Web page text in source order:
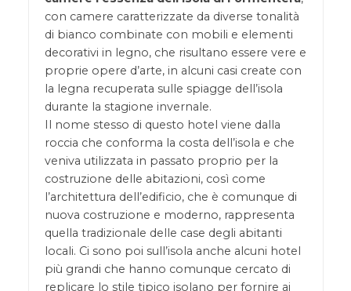
con camere caratterizzate da diverse tonalità
di bianco combinate con mobili e elementi
decorativi in legno, che risultano essere vere e
proprie opere d’arte, in alcuni casi create con
la legna recuperata sulle spiagge dell’isola
durante la stagione invernale.
Il nome stesso di questo hotel viene dalla
roccia che conforma la costa dell’isola e che
veniva utilizzata in passato proprio per la
costruzione delle abitazioni, così come
l’architettura dell’edificio, che è comunque di
nuova costruzione e moderno, rappresenta
quella tradizionale delle case degli abitanti
locali. Ci sono poi sull’isola anche alcuni hotel
più grandi che hanno comunque cercato di
replicare lo stile tipico isolano per fornire ai